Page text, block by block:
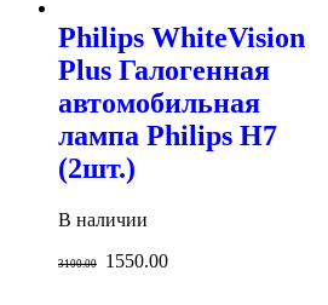
Philips WhiteVision
Plus Галогенная
автомобильная
лампа Philips H7
(2шт.)
В наличии
3100.00 1550.00